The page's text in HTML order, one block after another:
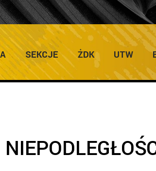
SEKCJE ŻDK UTW